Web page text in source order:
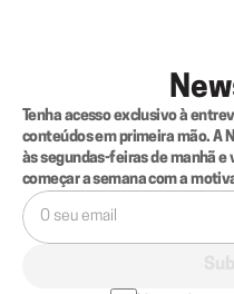
Tenha acesso exclusivo à
conteúdos em primeira mão. A
às segundas-feiras de manhã
começar a semana com a